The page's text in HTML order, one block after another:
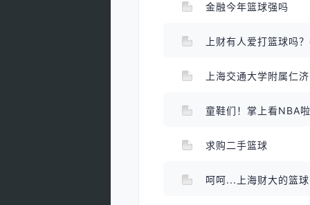
金融今年篮球强吗
上财有人爱打篮球吗
上海交通大学附属仁
童鞋们！掌上看NBA
求购二手篮球
呵呵...上海财大的篮